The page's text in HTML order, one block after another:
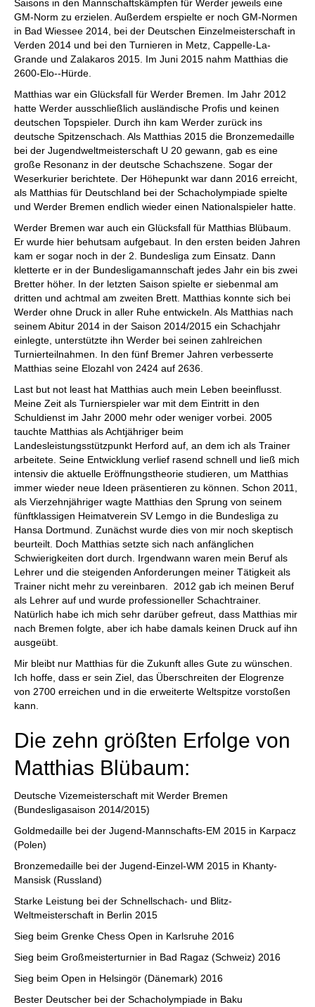
Saisons in den Mannschaftskämpfen für Werder jeweils eine
GM-Norm zu erzielen. Außerdem erspielte er noch GM-Normen
in Bad Wiessee 2014, bei der Deutschen Einzelmeisterschaft in
Verden 2014 und bei den Turnieren in Metz, Cappelle-La-
Grande und Zalakaros 2015. Im Juni 2015 nahm Matthias die
2600-Elo--Hürde.
Matthias war ein Glücksfall für Werder Bremen. Im Jahr 2012
hatte Werder ausschließlich ausländische Profis und keinen
deutschen Topspieler. Durch ihn kam Werder zurück ins
deutsche Spitzenschach. Als Matthias 2015 die Bronzemedaille
bei der Jugendweltmeisterschaft U 20 gewann, gab es eine
große Resonanz in der deutsche Schachszene. Sogar der
Weserkurier berichtete. Der Höhepunkt war dann 2016 erreicht,
als Matthias für Deutschland bei der Schacholympiade spielte
und Werder Bremen endlich wieder einen Nationalspieler hatte.
Werder Bremen war auch ein Glücksfall für Matthias Blübaum.
Er wurde hier behutsam aufgebaut. In den ersten beiden Jahren
kam er sogar noch in der 2. Bundesliga zum Einsatz. Dann
kletterte er in der Bundesligamannschaft jedes Jahr ein bis zwei
Bretter höher. In der letzten Saison spielte er siebenmal am
dritten und achtmal am zweiten Brett. Matthias konnte sich bei
Werder ohne Druck in aller Ruhe entwickeln. Als Matthias nach
seinem Abitur 2014 in der Saison 2014/2015 ein Schachjahr
einlegte, unterstützte ihn Werder bei seinen zahlreichen
Turnierteilnahmen. In den fünf Bremer Jahren verbesserte
Matthias seine Elozahl von 2424 auf 2636.
Last but not least hat Matthias auch mein Leben beeinflusst.
Meine Zeit als Turnierspieler war mit dem Eintritt in den
Schuldienst im Jahr 2000 mehr oder weniger vorbei. 2005
tauchte Matthias als Achtjähriger beim
Landesleistungsstützpunkt Herford auf, an dem ich als Trainer
arbeitete. Seine Entwicklung verlief rasend schnell und ließ mich
intensiv die aktuelle Eröffnungstheorie studieren, um Matthias
immer wieder neue Ideen präsentieren zu können. Schon 2011,
als Vierzehnjähriger wagte Matthias den Sprung von seinem
fünftklassigen Heimatverein SV Lemgo in die Bundesliga zu
Hansa Dortmund. Zunächst wurde dies von mir noch skeptisch
beurteilt. Doch Matthias setzte sich nach anfänglichen
Schwierigkeiten dort durch. Irgendwann waren mein Beruf als
Lehrer und die steigenden Anforderungen meiner Tätigkeit als
Trainer nicht mehr zu vereinbaren. 2012 gab ich meinen Beruf
als Lehrer auf und wurde professioneller Schachtrainer.
Natürlich habe ich mich sehr darüber gefreut, dass Matthias mir
nach Bremen folgte, aber ich habe damals keinen Druck auf ihn
ausgeübt.
Mir bleibt nur Matthias für die Zukunft alles Gute zu wünschen.
Ich hoffe, dass er sein Ziel, das Überschreiten der Elogrenze
von 2700 erreichen und in die erweiterte Weltspitze vorstoßen
kann.
Die zehn größten Erfolge von
Matthias Blübaum:
Deutsche Vizemeisterschaft mit Werder Bremen
(Bundesligasaison 2014/2015)
Goldmedaille bei der Jugend-Mannschafts-EM 2015 in Karpacz
(Polen)
Bronzemedaille bei der Jugend-Einzel-WM 2015 in Khanty-
Mansisk (Russland)
Starke Leistung bei der Schnellschach- und Blitz-
Weltmeisterschaft in Berlin 2015
Sieg beim Grenke Chess Open in Karlsruhe 2016
Sieg beim Großmeisterturnier in Bad Ragaz (Schweiz) 2016
Sieg beim Open in Helsingör (Dänemark) 2016
Bester Deutscher bei der Schacholympiade in Baku